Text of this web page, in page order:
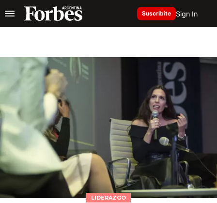
Suscribite Sign In
LIDERAZGO